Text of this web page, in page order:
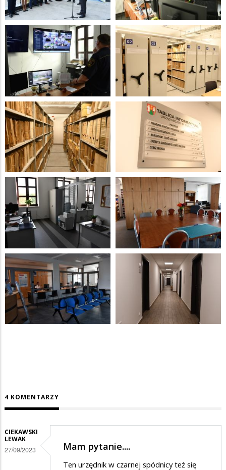
4 KOMENTARZY
CIEKAWSKI
LEWAK
27/09/2023 Mam pytanie....
Ten urzędnik w czarnej spódnicy też się